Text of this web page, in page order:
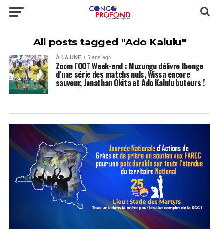
All posts tagged "Ado Kalulu"
À LA UNE 5 ans ago
Zoom FOOT Week-end : Muzungu délivre Ibenge
d’une série des matchs nuls, Wissa encore
sauveur, Jonathan Okita et Ado Kalulu buteurs !